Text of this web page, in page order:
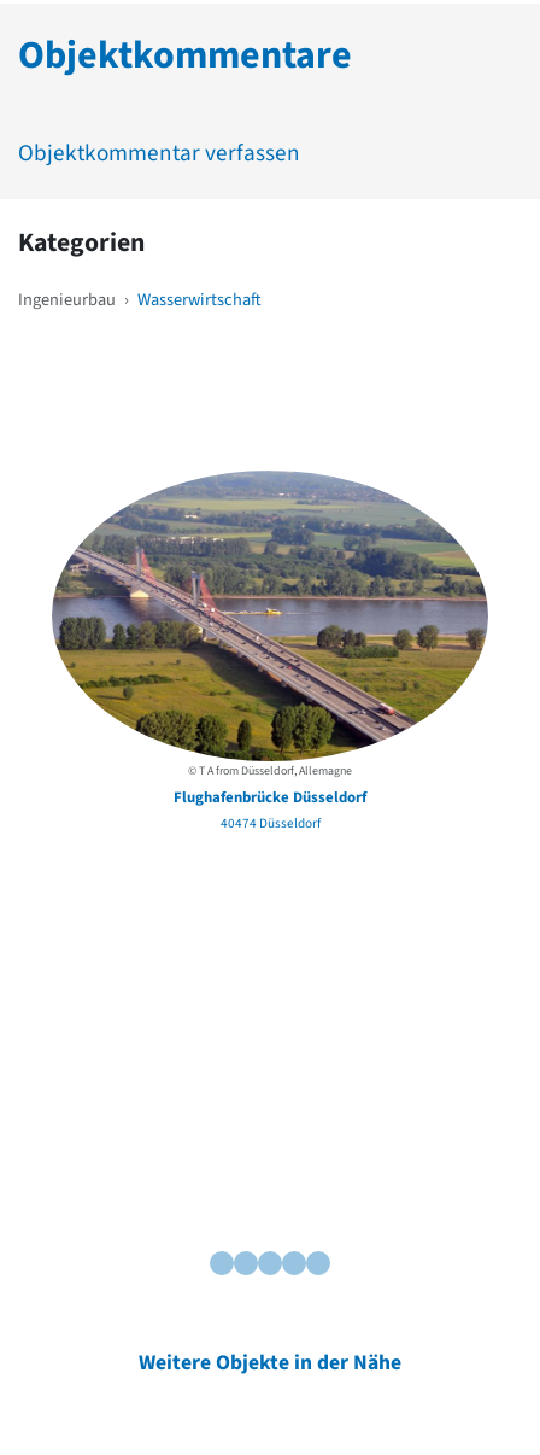
Objektkommentare
Objektkommentar verfassen
Kategorien
Ingenieurbau › Wasserwirtschaft
© T A from Düsseldorf, Allemagne
Flughafenbrücke Düsseldorf
40474 Düsseldorf
Weitere Objekte in der Nähe